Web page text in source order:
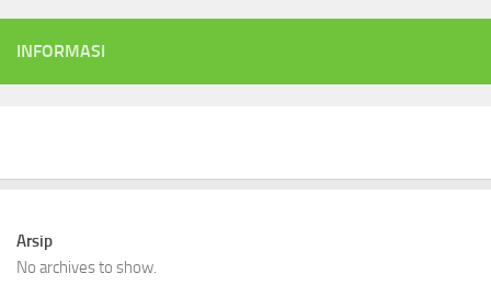
INFORMASI
Arsip
No archives to show.